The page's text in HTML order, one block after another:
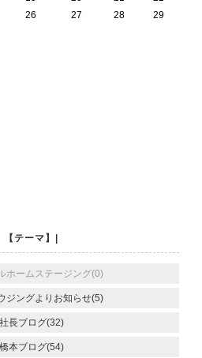
26 27 28
29
【テーマ】|
ホームステージング(0)
ジングよりお知らせ(5)
社長ブログ(32)
橋本ブログ(54)